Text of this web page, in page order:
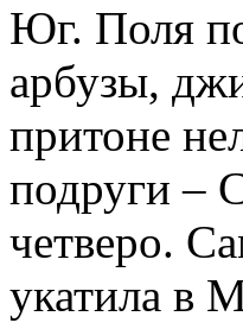
Юг. Поля
арбузы,
притоне
подруги –
четверо.
укатила в